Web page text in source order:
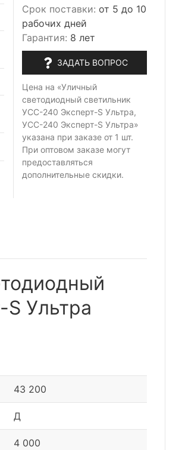
Срок поставки: от 5 до 10
рабочих дней
Гарантия: 8 лет
ЗАДАТЬ ВОПРОС
Цена на «Уличный
светодиодный светильник
УСС-240 Эксперт-S Ультра,
УСС-240 Эксперт-S Ультра»
указана при заказе от 1 шт.
При оптовом заказе могут
предоставляться
дополнительные скидки.
Ультра
43 200
Д
4 000